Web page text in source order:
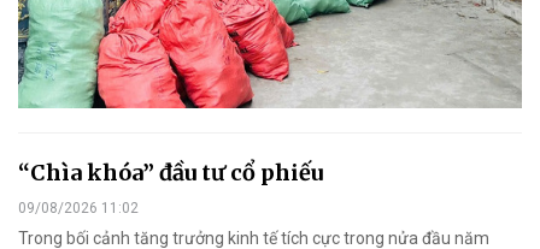
“Chìa khóa” đầu tư cổ phiếu
09/08/2026 11:02
Trong bối cảnh tăng trưởng kinh tế tích cực trong nửa đầu năm